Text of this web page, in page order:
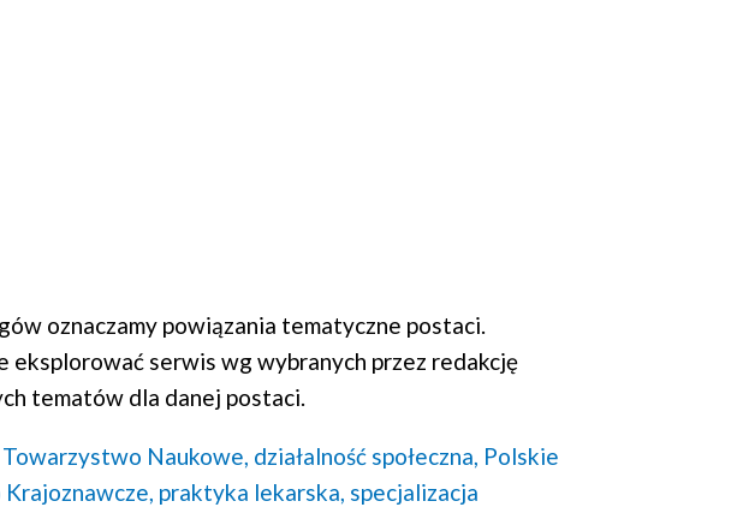
oznaczamy powiązania tematyczne postaci.
eksplorować serwis wg wybranych przez redakcję
tematów dla danej postaci.
Naukowe, działalność społeczna, Polskie
praktyka lekarska, specjalizacja